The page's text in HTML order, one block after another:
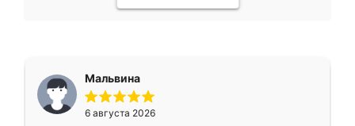
Мальвина
6 августа 2026